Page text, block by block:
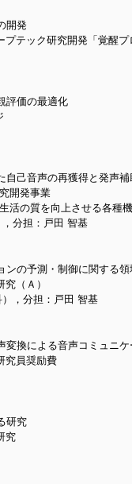
開発
テック研究開発「覚醒プ
評価の最適化
己音声の再獲得と発声
開発事業
活の質を向上させる各種
分担：戸田 智基
の予測・制御に関する
（Ａ）
，分担：戸田 智基
変換による音声コミュニ
究員奨励費
研究
究